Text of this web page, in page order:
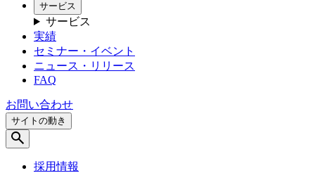
サービス
サービス
実績
セミナー・イベント
ニュース・リリース
FAQ
お問い合わせ
サイトの動き
採用情報